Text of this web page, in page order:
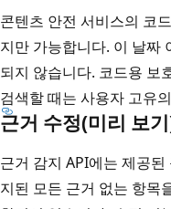
콘텐츠 안전 서비스의 코
지만 가능합니다. 이 날짜
되지 않습니다. 코드용 보
검색할 때는 사용자 고유
근거 수정(미리 보
근거 감지 API에는 제공
지된 모든 근거 없는 항목